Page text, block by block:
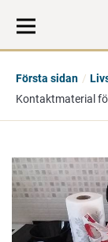
Första sidan
Kontaktmaterial